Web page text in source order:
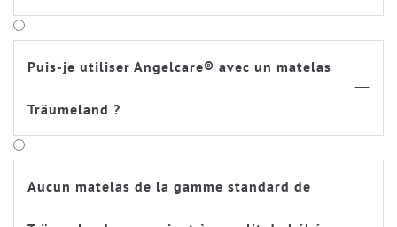
Puis-je utiliser Angelcare® avec un matelas
Träumeland ?

Aucun matelas de la gamme standard de